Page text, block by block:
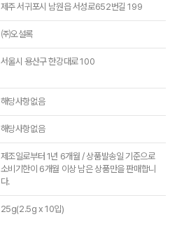
제주 서귀포시 남원읍 서성로652번길 199
㈜오설록
서울시 용산구 한강대로 100
해당사항없음
해당사항없음
제조일로부터 1년 6개월 / 상품발송일 기준으로
소비기한이 6개월 이상 남은 상품만을 판매합니
다.
25g(2.5g x 10입)